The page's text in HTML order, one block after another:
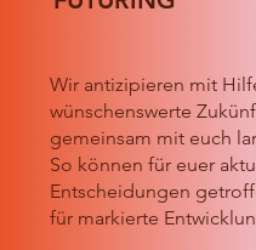
Wir antizipieren mit
wünschenswerte
gemeinsam mit euch
So können für euer
Entscheidungen
für markierte